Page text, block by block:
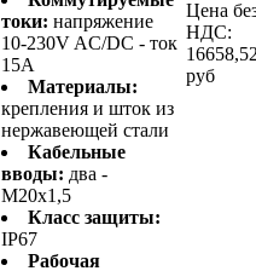
токи: напряжение
10-230V AC/DC - ток
15А
Материалы:
крепления и шток из
нержавеющей стали
Кабельные
вводы: два -
M20x1,5
Класс защиты:
IP67
Рабочая
Цена
НДС:
руб